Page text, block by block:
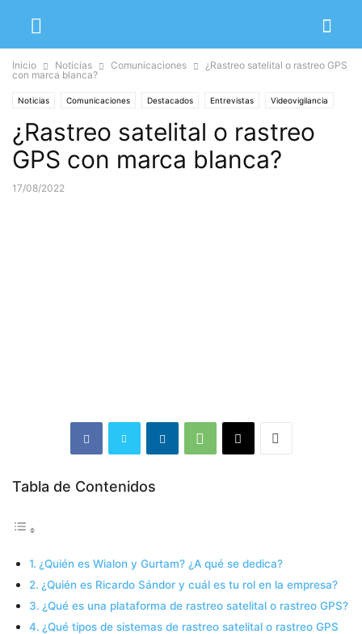
Inicio Noticias Comunicaciones
¿Rastreo satelital o rastreo GPS
con marca blanca?
Noticias Comunicaciones Destacados Entrevistas Videovigilancia
¿Rastreo satelital o rastreo
GPS con marca blanca?
17/08/2022
Tabla de Contenidos
¿Quién es Wialon y Gurtam? ¿A qué se dedica?
¿Quién es Ricardo Sándor y cuál es tu rol en la empresa?
¿Qué es una plataforma de rastreo satelital o rastreo GPS?
¿Qué tipos de sistemas de rastreo satelital o rastreo GPS